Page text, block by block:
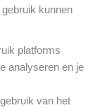
kunnen
platforms
analyseren en je
van het